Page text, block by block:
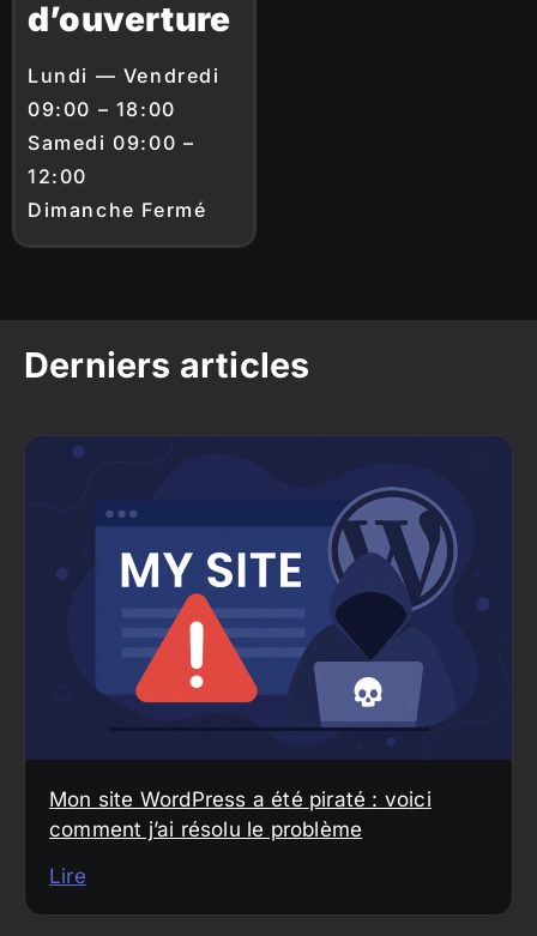
d’ouverture
Lundi — Vendredi
09:00 – 18:00
Samedi 09:00 –
12:00
Dimanche Fermé
Derniers articles
Mon site WordPress a été piraté : voici
comment j’ai résolu le problème
Lire